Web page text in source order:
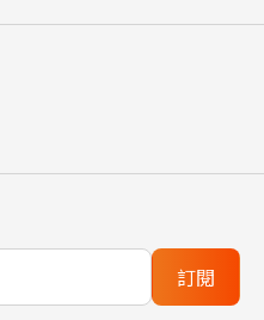
訂閱